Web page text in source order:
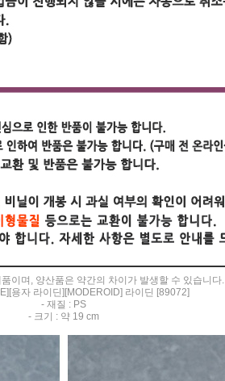
이며, 양산품은 약간의 차이가 발생할 수 있습니다.
용자 라이딘][MODEROID] 라이딘 [89072]
- 재질 : PS
- 크기 : 약 19 cm